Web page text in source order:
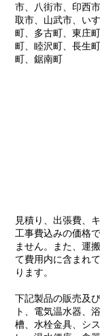
市、八街市、印西
取市、山武市、い
町、多古町、東庄
町、睦沢町、長生
町、鋸南町
見積り、出張費、
工事費込みの価格
ません。また、運
て費用内に含まれ
ります。
下記製品の販売及
ト、電気温水器、
槽、水栓金具、シ